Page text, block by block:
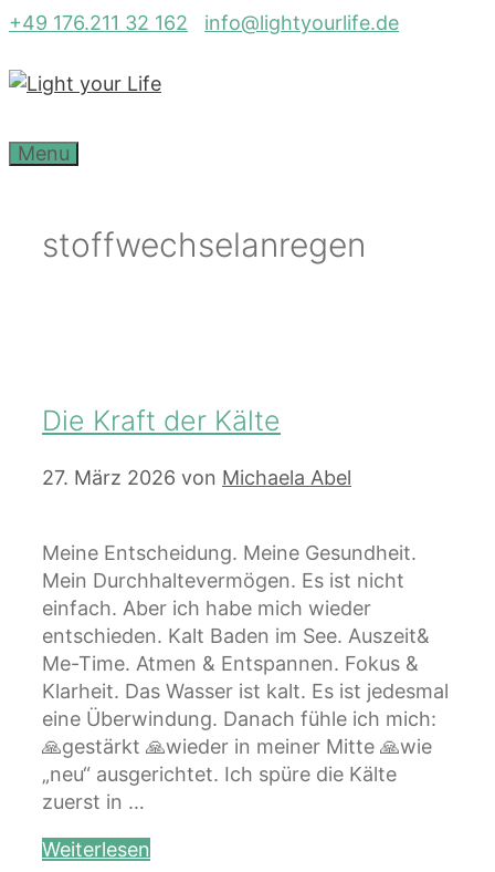
Zum
springen
+49 176.211 32 162 info@lightyourlife.de
Menu
stoffwechselanregen
Die Kraft der Kälte
27. März 2026 von Michaela Abel
Meine Entscheidung. Meine Gesundheit.
Mein Durchhaltevermögen. Es ist nicht
einfach. Aber ich habe mich wieder
entschieden. Kalt Baden im See. Auszeit&
Me-Time. Atmen & Entspannen. Fokus &
Klarheit. Das Wasser ist kalt. Es ist jedesmal
eine Überwindung. Danach fühle ich mich:
🙏gestärkt 🙏wieder in meiner Mitte 🙏wie
„neu“ ausgerichtet. Ich spüre die Kälte
zuerst in …
Weiterlesen